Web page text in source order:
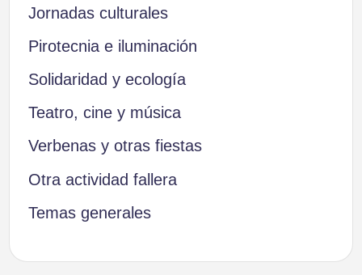
Jornadas culturales
Pirotecnia e iluminación
Solidaridad y ecología
Teatro, cine y música
Verbenas y otras fiestas
Otra actividad fallera
Temas generales